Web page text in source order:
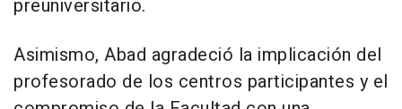
preuniversitario.
Asimismo, Abad agradeció la implicación del
profesorado de los centros participantes y el